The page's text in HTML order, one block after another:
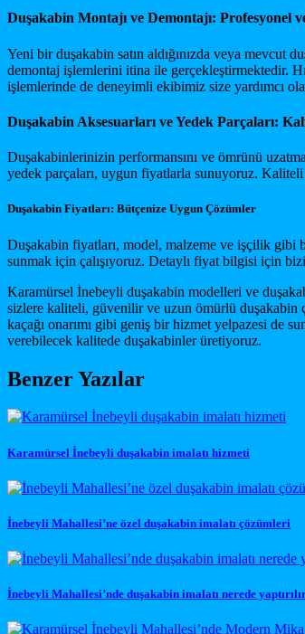
Duşakabin Montajı ve Demontajı: Profesyonel
Yeni bir duşakabin satın aldığınızda veya
demontaj işlemlerini itina ile gerçekleştirmektedir.
işlemlerinde de deneyimli ekibimiz size yardımcı
Duşakabin Aksesuarları ve Yedek Parçaları:
Duşakabinlerinizin performansını ve ömrünü
yedek parçaları, uygun fiyatlarla sunuyoruz. Kaliteli
Duşakabin Fiyatları: Bütçenize Uygun Çözümler
Duşakabin fiyatları, model, malzeme ve işçilik gibi
sunmak için çalışıyoruz. Detaylı fiyat bilgisi için
Karamürsel İnebeyli duşakabin modelleri ve
sizlere kaliteli, güvenilir ve uzun ömürlü duşakabin
kaçağı onarımı gibi geniş bir hizmet yelpazesi de
verebilecek kalitede duşakabinler üretiyoruz.
Benzer Yazılar
Karamürsel İnebeyli duşakabin imalatı hizmeti
İnebeyli Mahallesi’ne özel duşakabin imalatı çözümleri
İnebeyli Mahallesi’nde duşakabin imalatı nerede